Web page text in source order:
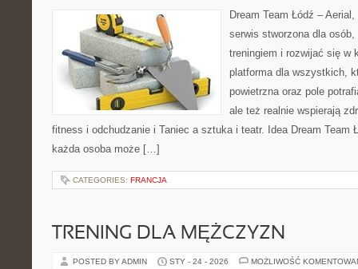
Dream Team Łódź –
serwis stworzona dla
treningiem i rozwijać się w
platforma dla wszystkich,
powietrzna oraz pole
ale też realnie wspierają
fitness i odchudzanie i Taniec a sztuka i teatr. Idea Dream Team
każda osoba może […]
CATEGORIES: FRANCJA
TRENING DLA MĘŻCZYZN
POSTED BY ADMIN STY - 24 - 2026 MOŻLIWOŚĆ